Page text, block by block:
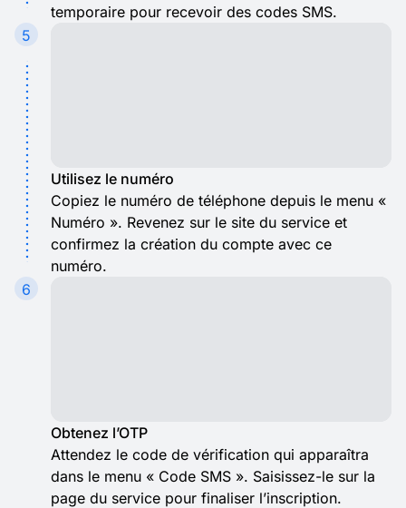
temporaire pour recevoir des codes SMS.
5
Utilisez le numéro
Copiez le numéro de téléphone depuis le menu «
Numéro ». Revenez sur le site du service et
confirmez la création du compte avec ce
numéro.
6
Obtenez l’OTP
Attendez le code de vérification qui apparaîtra
dans le menu « Code SMS ». Saisissez-le sur la
page du service pour finaliser l’inscription.